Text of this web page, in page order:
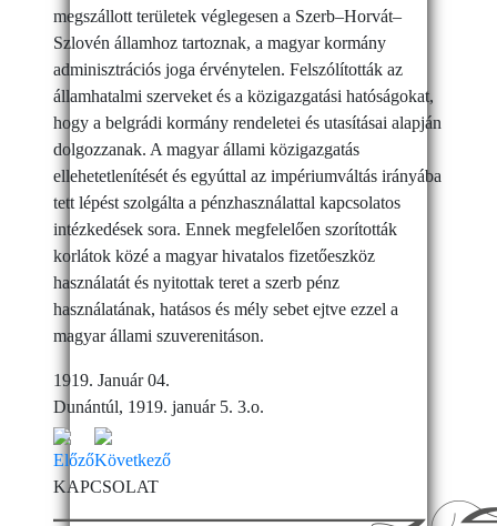
megszállott területek véglegesen a Szerb–Horvát–
Szlovén államhoz tartoznak, a magyar kormány
adminisztrációs joga érvénytelen. Felszólították az
államhatalmi szerveket és a közigazgatási hatóságokat,
hogy a belgrádi kormány rendeletei és utasításai alapján
dolgozzanak. A magyar állami közigazgatás
ellehetetlenítését és egyúttal az impériumváltás irányába
tett lépést szolgálta a pénzhasználattal kapcsolatos
intézkedések sora. Ennek megfelelően szorították
korlátok közé a magyar hivatalos fizetőeszköz
használatát és nyitottak teret a szerb pénz
használatának, hatásos és mély sebet ejtve ezzel a
magyar állami szuverenitáson.
1919. Január 04.
Dunántúl, 1919. január 5. 3.o.
ElőzőKövetkező
KAPCSOLAT